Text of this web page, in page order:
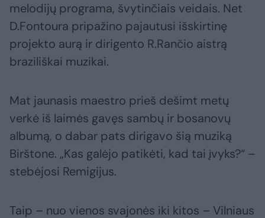
melodijų programa, švytinčiais veidais. Net
D.Fontoura pripažino pajautusi išskirtinę
projekto aurą ir dirigento R.Rančio aistrą
braziliškai muzikai.
Mat jaunasis maestro prieš dešimt metų
verkė iš laimės gavęs sambų ir bosanovų
albumą, o dabar pats dirigavo šią muziką
Birštone. „Kas galėjo patikėti, kad tai įvyks?“ –
stebėjosi Remigijus.
Taip – nuo vienos svajonės iki kitos – Vilniaus